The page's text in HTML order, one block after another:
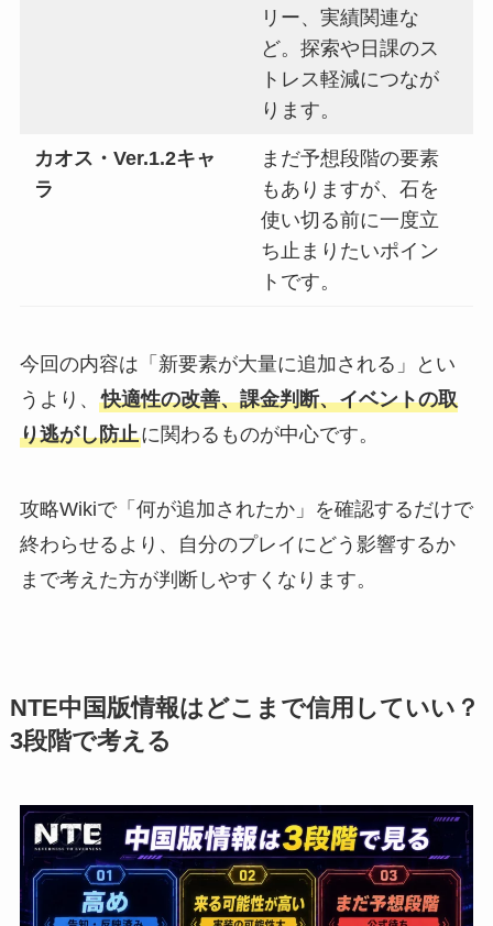
リー、実績関連な
ど。探索や日課のス
トレス軽減につなが
ります。
カオス・Ver.1.2キャ
ラ
まだ予想段階の要素
もありますが、石を
使い切る前に一度立
ち止まりたいポイン
トです。
今回の内容は「新要素が大量に追加される」とい
うより、 快適性の改善、課金判断、イベントの取
り逃がし防止に関わるものが中心です。
攻略Wikiで「何が追加されたか」を確認するだけで
終わらせるより、自分のプレイにどう影響するか
まで考えた方が判断しやすくなります。
NTE中国版情報はどこまで信用していい？
3段階で考える